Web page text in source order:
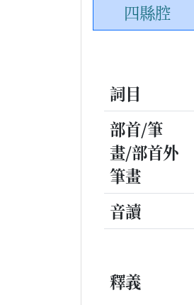
四縣腔
詞目
部首/筆
畫/部首外
筆畫
音讀
釋義